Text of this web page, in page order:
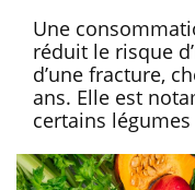
Une
réduit le risque
d’une fracture,
ans. Elle est
certains légumes